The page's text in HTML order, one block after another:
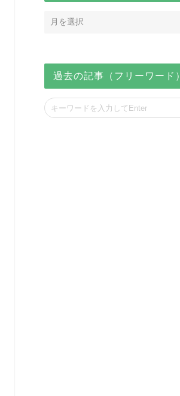
過去の記事（フリーワード）